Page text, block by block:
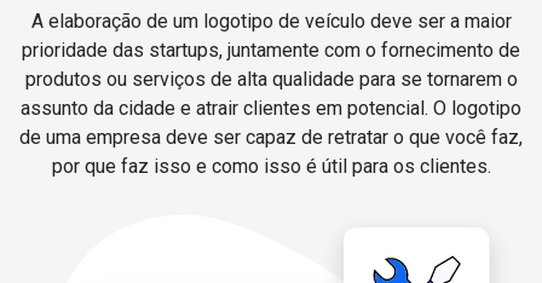
A elaboração de um logotipo de veículo deve ser a maior
prioridade das startups, juntamente com o fornecimento de
produtos ou serviços de alta qualidade para se tornarem o
assunto da cidade e atrair clientes em potencial. O logotipo
de uma empresa deve ser capaz de retratar o que você faz,
por que faz isso e como isso é útil para os clientes.